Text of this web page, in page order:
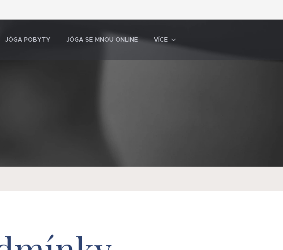
JÓGA POBYTY JÓGA SE MNOU ONLINE VÍCE